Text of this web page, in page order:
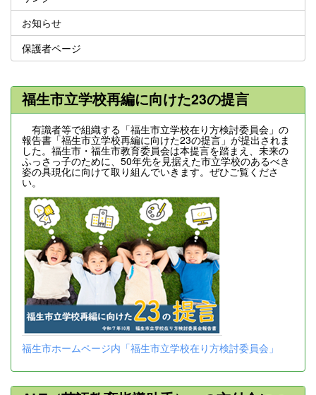
お知らせ
保護者ページ
福生市立学校再編に向けた23の提言
有識者等で組織する「福生市立学校在り方検討委員会」の
報告書「福生市立学校再編に向けた23の提言」が提出されま
した。福生市・福生市教育委員会は本提言を踏まえ、未来の
ふっさっ子のために、50年先を見据えた市立学校のあるべき
姿の具現化に向けて取り組んでいきます。ぜひご覧くださ
い。
福生市ホームページ内「福生市立学校在り方検討委員会」